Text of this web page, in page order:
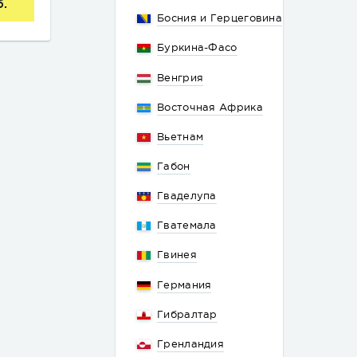
Босния и Герцеговина
Буркина-Фасо
Венгрия
Восточная Африка
Вьетнам
Габон
Гваделупа
Гватемала
Гвинея
Германия
Гибралтар
Гренландия